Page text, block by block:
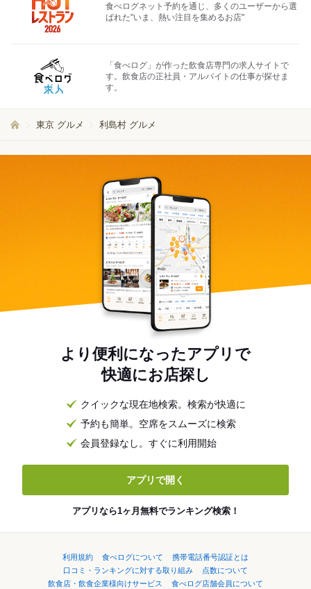
食べログネット予約を通じ、多くのユーザーから選
ばれた"いま、熱い注目を集めるお店"
「食べログ」が作った飲食店専門の求人サイトで
す。飲食店の正社員・アルバイトの仕事が探せま
す。
東京 グルメ 利島村 グルメ
より便利になったアプリで
快適にお店探し
クイックな現在地検索。検索が快適に
予約も簡単。空席をスムーズに検索
会員登録なし。すぐに利用開始
アプリで開く
アプリなら1ヶ月無料でランキング検索！
利用規約 食べログについて
携帯電話番号認証とは
口コミ・ランキングに対する取り組み
点数について
飲食店・飲食企業様向けサービス
食べログ店舗会員について